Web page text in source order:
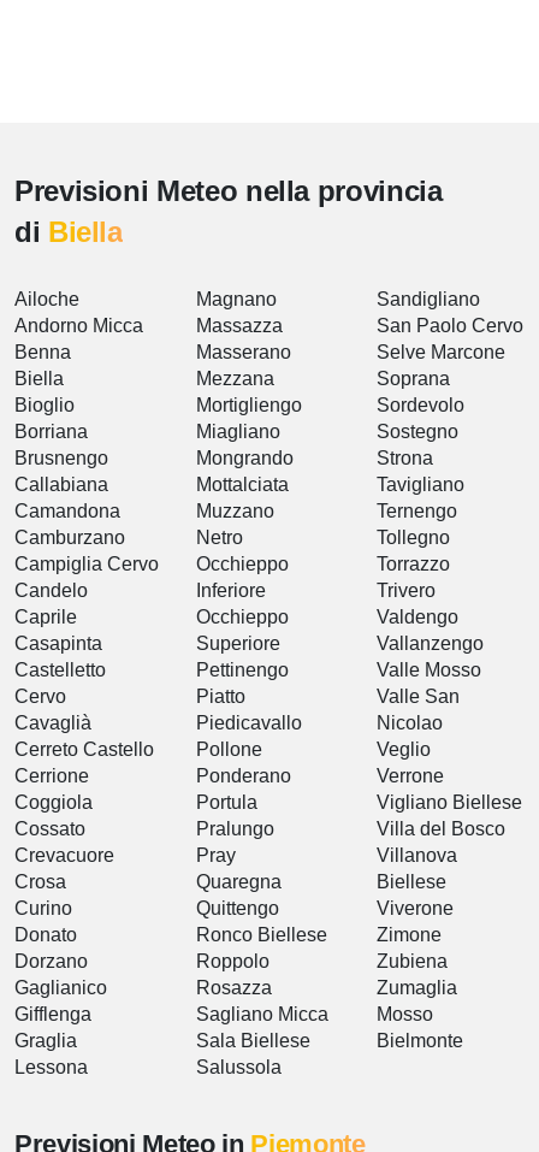
Previsioni Meteo nella provincia
di Biella
Ailoche
Andorno Micca
Benna
Biella
Bioglio
Borriana
Brusnengo
Callabiana
Camandona
Camburzano
Campiglia Cervo
Candelo
Caprile
Casapinta
Castelletto
Cervo
Cavaglià
Cerreto Castello
Cerrione
Coggiola
Cossato
Crevacuore
Crosa
Curino
Donato
Dorzano
Gaglianico
Gifflenga
Graglia
Lessona
Magnano
Massazza
Masserano
Mezzana
Mortigliengo
Miagliano
Mongrando
Mottalciata
Muzzano
Netro
Occhieppo
Inferiore
Occhieppo
Superiore
Pettinengo
Piatto
Piedicavallo
Pollone
Ponderano
Portula
Pralungo
Pray
Quaregna
Quittengo
Ronco Biellese
Roppolo
Rosazza
Sagliano Micca
Sala Biellese
Salussola
Sandigliano
San Paolo Cervo
Selve Marcone
Soprana
Sordevolo
Sostegno
Strona
Tavigliano
Ternengo
Tollegno
Torrazzo
Trivero
Valdengo
Vallanzengo
Valle Mosso
Valle San
Nicolao
Veglio
Verrone
Vigliano Biellese
Villa del Bosco
Villanova
Biellese
Viverone
Zimone
Zubiena
Zumaglia
Mosso
Bielmonte
Previsioni Meteo in Piemonte